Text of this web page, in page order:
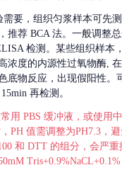
需要，组织匀浆样本可先
推荐 BCA 法。一般调整
检测。某些组织样本
浓度的内源性过氧物酶,
底物反应，出现假阳性。
再检测。
用 PBS 缓冲液，或使用
PH 值需调整为PH7.3，
和 DTT 的组分，会严